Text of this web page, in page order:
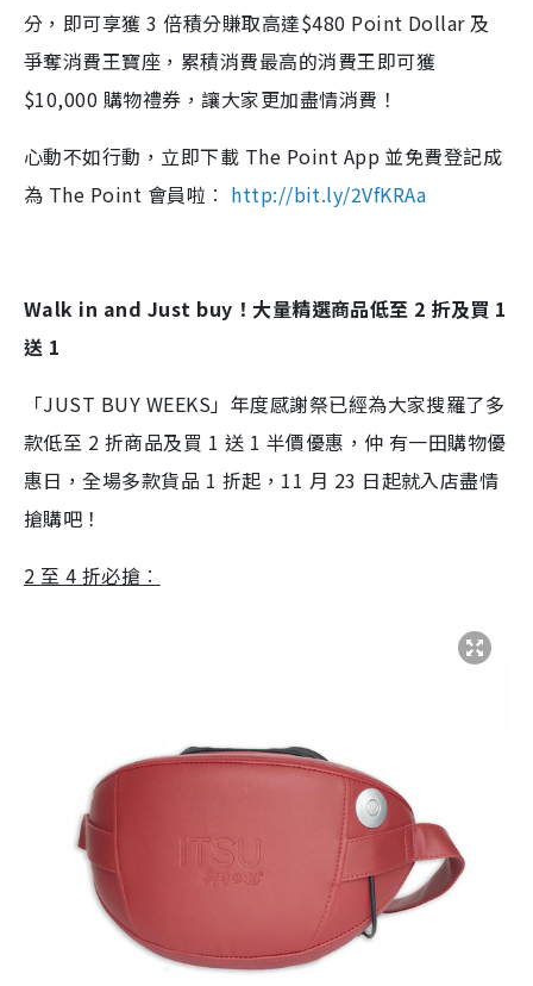
分，即可享獲 3 倍積分賺取高達$480 Point Dollar 及
爭奪消費王寶座，累積消費最高的消費王即可獲
$10,000 購物禮券，讓大家更加盡情消費！
心動不如行動，立即下載 The Point App 並免費登記成
為 The Point 會員啦︰ http://bit.ly/2VfKRAa
Walk in and Just buy！大量精選商品低至 2 折及買 1
送 1
「JUST BUY WEEKS」年度感謝祭已經為大家搜羅了多
款低至 2 折商品及買 1 送 1 半價優惠，仲 有一田購物優
惠日，全場多款貨品 1 折起，11 月 23 日起就入店盡情
搶購吧！
2 至 4 折必搶︰